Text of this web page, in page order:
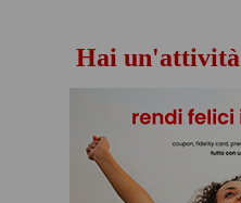
Hai un'attività